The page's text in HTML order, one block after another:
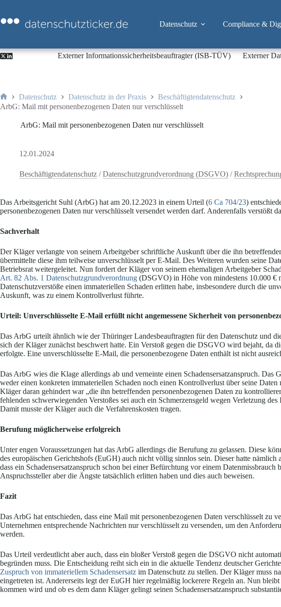
springen
Datenschutz Compliance &
Externer Informationssicherheitsbeauftragter (ISB-TÜV) Externer
Start
Datenschutz Datenschutz in der Praxis
Beschäftigtendatenschutz
ArbG: Mail mit personenbezogenen Daten nur verschlüsselt
ArbG: Mail mit personenbezogenen Daten nur verschlüsselt
12.01.2024
Beschäftigtendatenschutz /Datenschutzgrundverordnung (DSGVO) /
Das Arbeitsgericht Suhl (ArbG) hat am 20.12.2023 in einem Urteil (6 Ca 704/23)
personenbezogenen Daten nur verschlüsselt versendet werden darf. Anderenfalls verstößt
Sachverhalt
Der Kläger verlangte von seinem Arbeitgeber schriftliche Auskunft über die ihn
übermittelte diese ihm teilweise unverschlüsselt per E-Mail. Des Weiteren wurden seine
Betriebsrat weitergeleitet. Nun fordert der Kläger von seinem ehemaligen Arbeitgeber
Art. 82 Abs. 1 Datenschutzgrundverordnung (DSGVO) in Höhe von mindestens 10.000 €
Datenschutzverstöße einen immateriellen Schaden erlitten habe, insbesondere durch die
Auskunft, was zu einem Kontrollverlust führte.
Urteil: Unverschlüsselte E-Mail erfüllt nicht angemessene Sicherheit von
Das ArbG urteilt ähnlich wie der Thüringer Landesbeauftragten für den Datenschutz und
sich der Kläger zunächst beschwert hatte. Ein Verstoß gegen die DSGVO wird bejaht, da
erfolgte. Eine unverschlüsselte E-Mail, die personenbezogene Daten enthält ist nicht
Das ArbG wies die Klage allerdings ab und verneinte einen Schadensersatzanspruch. Das
weder einen konkreten immateriellen Schaden noch einen Kontrollverlust über seine
Kläger daran gehindert war „die ihn betreffenden personenbezogenen Daten zu
fehlenden schwerwiegenden Verstoßes sei auch ein Schmerzensgeld wegen Verletzung des
Damit musste der Kläger auch die Verfahrenskosten tragen.
Berufung möglicherweise erfolgreich
Unter engen Voraussetzungen hat das ArbG allerdings die Berufung zu gelassen. Diese
des europäischen Gerichtshofs (EuGH) auch nicht völlig sinnlos sein. Dieser hatte nämlich
dass ein Schadensersatzanspruch schon bei einer Befürchtung vor einem Datenmissbrauch
Anspruchssteller aber die Ängste tatsächlich erlitten haben und dies auch beweisen.
Fazit
Das ArbG hat entschieden, dass eine Mail mit personenbezogenen Daten verschlüsselt zu
Unternehmen entsprechende Nachrichten nur verschlüsselt zu versenden, um den
werden.
Das Urteil verdeutlicht aber auch, dass ein bloßer Verstoß gegen die DSGVO nicht
begründen muss. Die Entscheidung reiht sich ein in die aktuelle Tendenz deutscher
Zuspruch von immateriellem Schadensersatz im Datenschutz zu stellen. Der Kläger muss
eingetreten ist. Andererseits legt der EuGH hier regelmäßig lockerere Regeln an. Nun
kommen wird und ob es dem dann Kläger gelingt seinen Schadensersatzanspruch